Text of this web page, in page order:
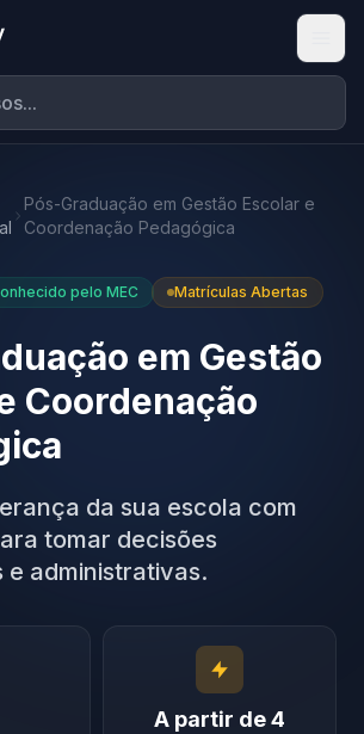
— Página Inicial
Pós-Graduação em Gestão Escolar e
Coordenação Pedagógica
pelo MEC Matrículas Abertas
em Gestão
Coordenação
da sua escola com
tomar decisões
e administrativas.
A partir de 4